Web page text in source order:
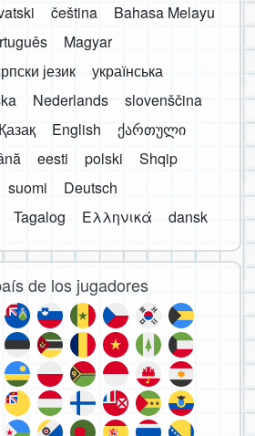
čeština
Bahasa Melayu
Magyar
језик
українська
Nederlands
slovenščina
Қазақ English
ქართული
eesti polski
Shqip
suomi
Deutsch
Tagalog Ελληνικά dansk
de los jugadores